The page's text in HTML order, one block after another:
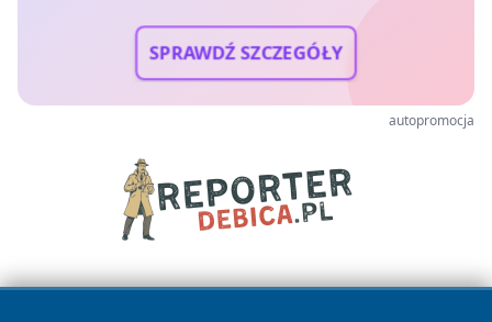
SPRAWDŹ SZCZEGÓŁY
autopromocja